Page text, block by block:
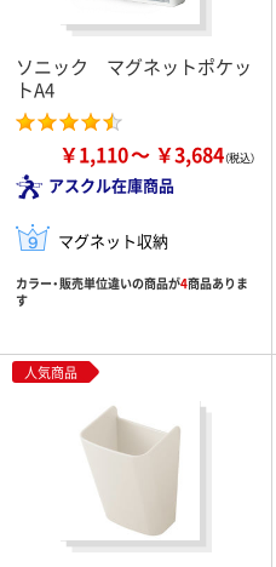
ソニック マグネットポケッ
トA4
￥1,110 ￥3,684
アスクル在庫商品
マグネット収納
カラー・販売単位違いの商品が4商品ありま
す
人気商品